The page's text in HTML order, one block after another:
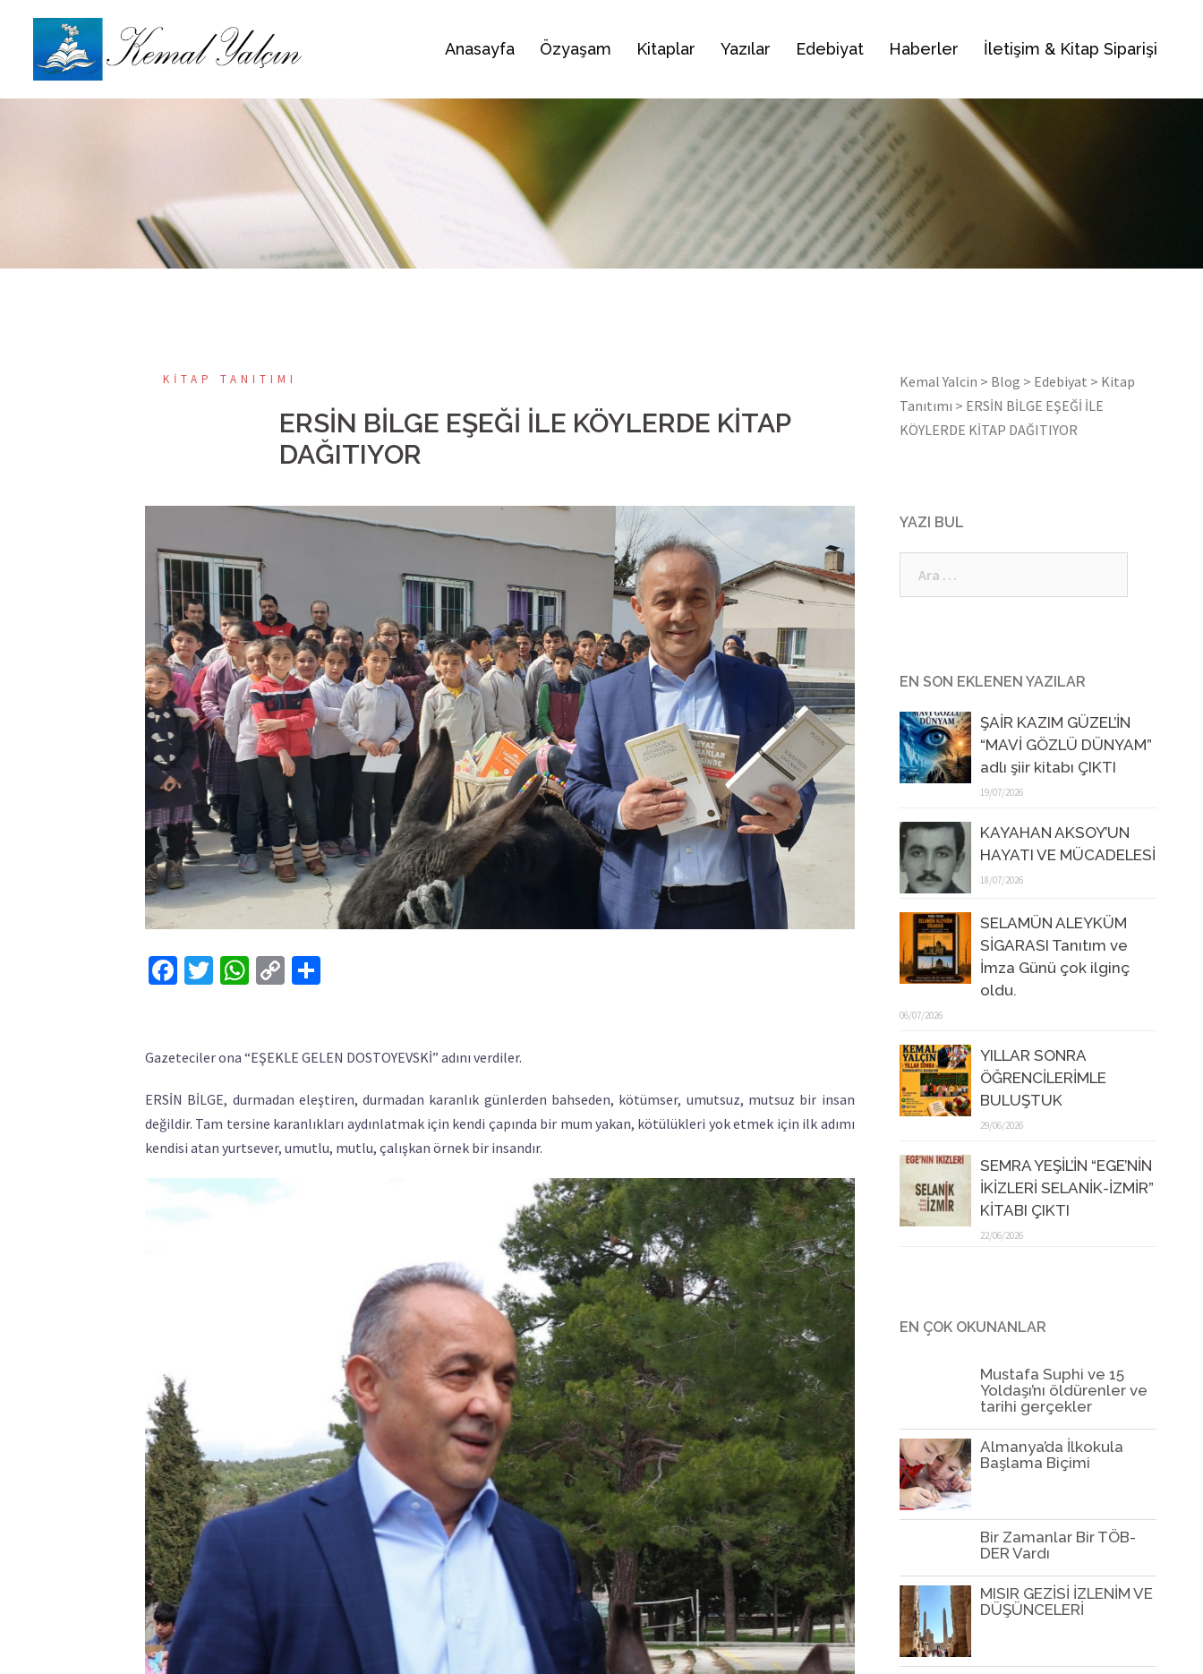
Anasayfa Özyaşam Kitaplar Yazılar Edebiyat Haberler İletişim & Kitap Siparişi
KITAP TANITIMI
ERSİN BİLGE EŞEĞİ İLE KÖYLERDE KİTAP
DAĞITIYOR
Facebook
Twitter
WhatsApp
Copy
Gazeteciler ona “EŞEKLE GELEN DOSTOYEVSKİ” adını verdiler.
ERSİN BİLGE, durmadan eleştiren, durmadan karanlık günlerden bahseden, kötümser, umutsuz, mutsuz bir insan
değildir. Tam tersine karanlıkları aydınlatmak için kendi çapında bir mum yakan, kötülükleri yok etmek için ilk adımı
kendisi atan yurtsever, umutlu, mutlu, çalışkan örnek bir insandır.
Kemal Yalcin > Blog > Edebiyat > Kitap
Tanıtımı > ERSİN BİLGE EŞEĞİ İLE
KÖYLERDE KİTAP DAĞITIYOR
YAZI BUL
EN SON EKLENEN YAZILAR
ŞAİR KAZIM GÜZEL’İN
“MAVİ GÖZLÜ DÜNYAM”
adlı şiir kitabı ÇIKTI
19/07/2026
KAYAHAN AKSOY’UN
HAYATI VE MÜCADELESİ
18/07/2026
SELAMÜN ALEYKÜM
SİGARASI Tanıtım ve
İmza Günü çok ilginç
oldu.
06/07/2026
YILLAR SONRA
ÖĞRENCİLERİMLE
BULUŞTUK
29/06/2026
SEMRA YEŞİL’İN “EGE’NİN
İKİZLERİ SELANİK-İZMİR”
KİTABI ÇIKTI
22/06/2026
EN ÇOK OKUNANLAR
Mustafa Suphi ve 15
Yoldaşı’nı öldürenler ve
tarihi gerçekler
Almanya’da İlkokula
Başlama Biçimi
Bir Zamanlar Bir TÖB-
DER Vardı
MISIR GEZİSİ İZLENİM VE
DÜŞÜNCELERİ